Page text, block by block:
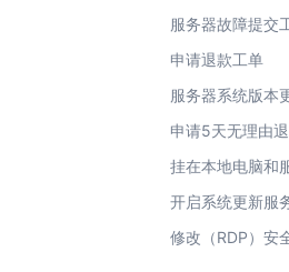
服务器故障提交
申请退款工单
服务器系统版本
申请5天无理由
挂在本地电脑和
开启系统更新服
修改（RDP）安